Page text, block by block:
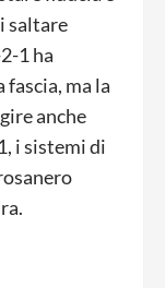
saltare
1 ha
ma la
anche
i sistemi di